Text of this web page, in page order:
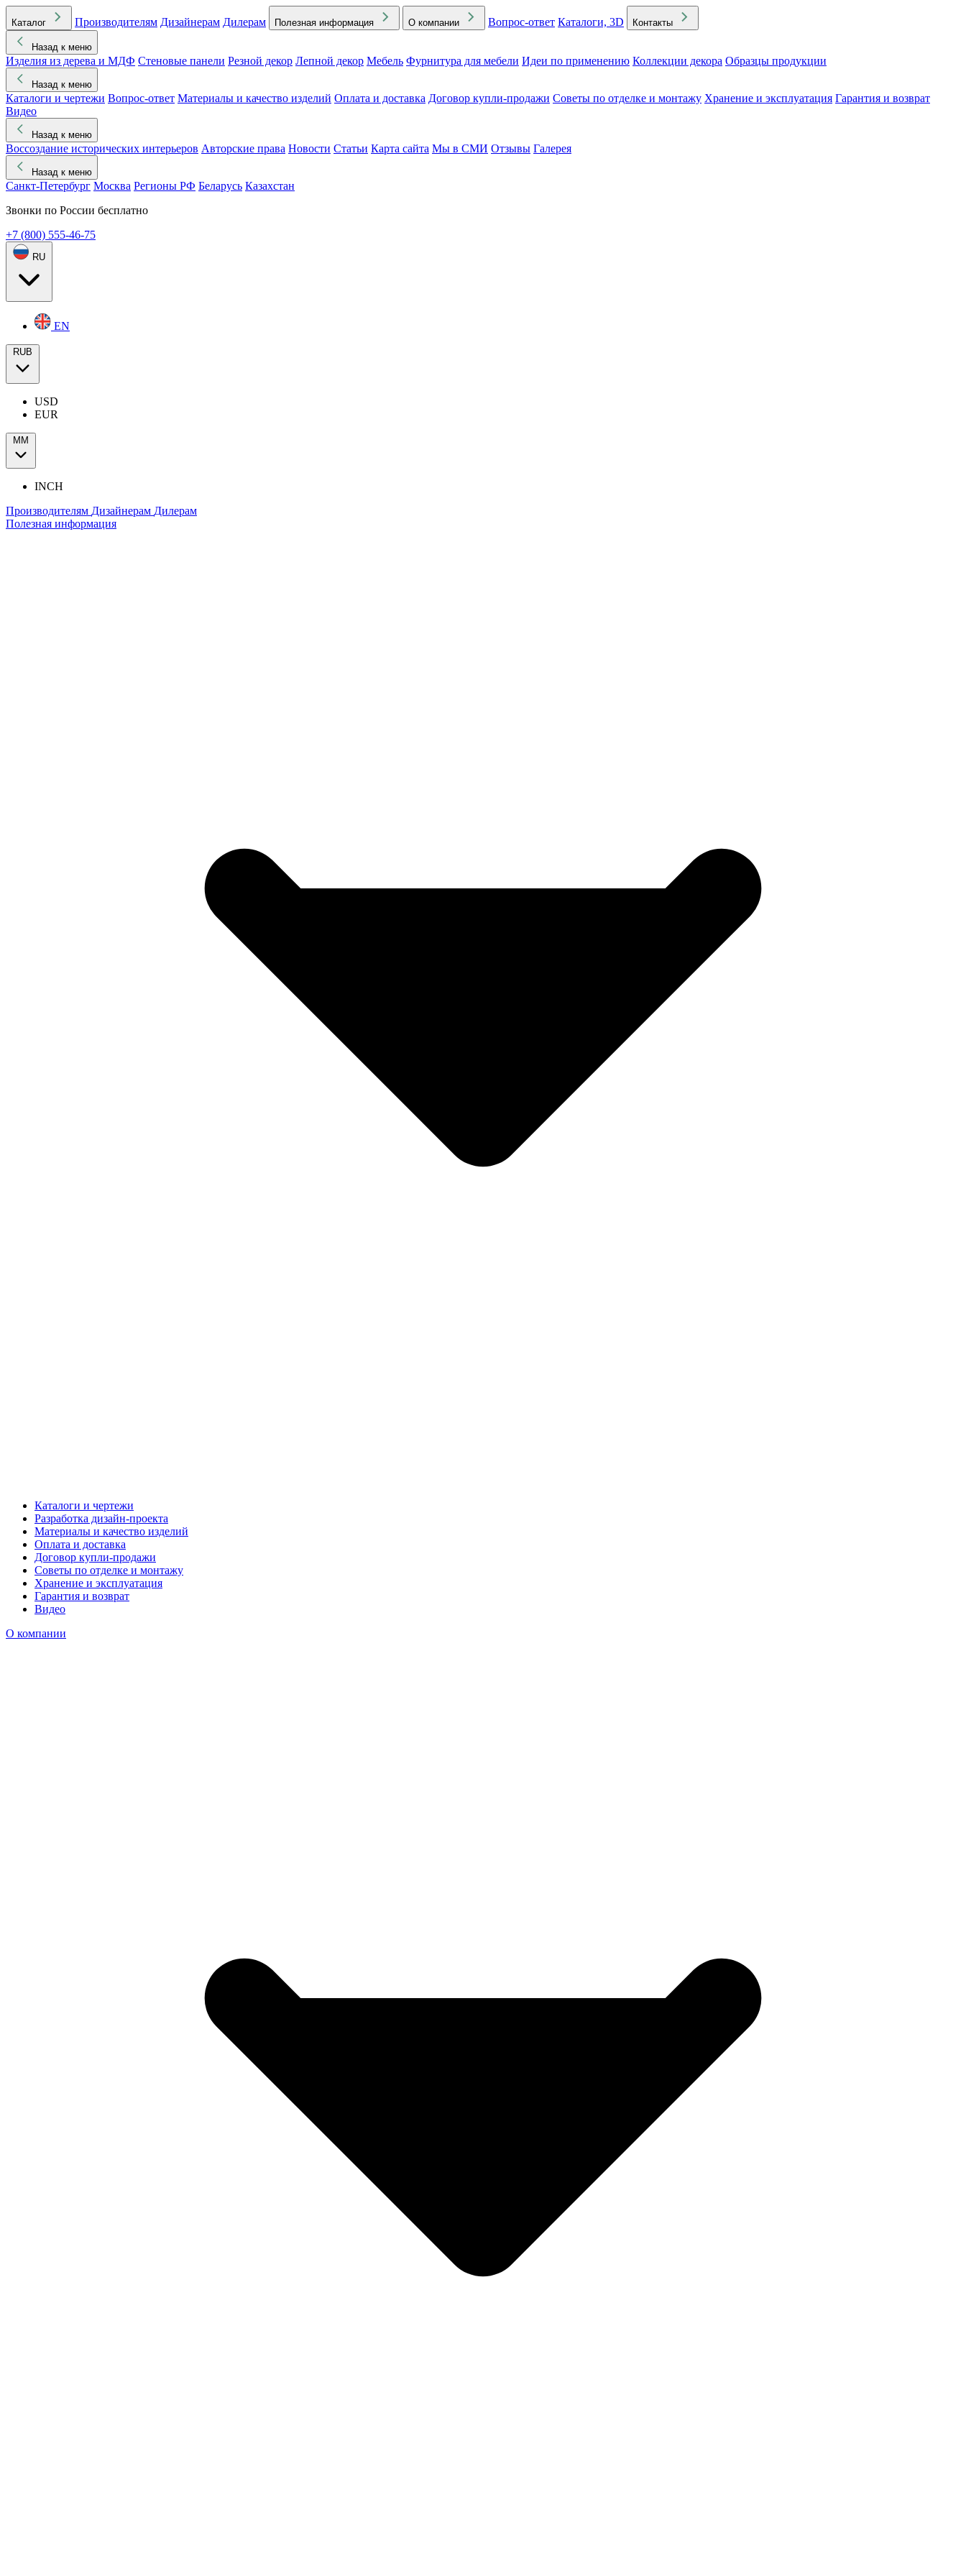
Каталог Производителям Дизайнерам Дилерам Полезная информация О компании Вопрос-ответ Каталоги, 3D Контакты
Назад к меню
Изделия из дерева и МДФ Стеновые панели Резной декор Лепной декор Мебель Фурнитура для мебели Идеи по применению Коллекции декора Образцы продукции
Назад к меню
Каталоги и чертежи Вопрос-ответ Материалы и качество изделий Оплата и доставка Договор купли-продажи Советы по отделке и монтажу Хранение и эксплуатация Гарантия и возврат
Видео
Назад к меню
Воссоздание исторических интерьеров Авторские права Новости Статьи Карта сайта Мы в СМИ Отзывы Галерея
Назад к меню
Санкт-Петербург Москва Регионы РФ Беларусь Казахстан
Звонки по России бесплатно
+7 (800) 555-46-75
RU
EN
RUB
USD
EUR
ММ
INCH
Производителям Дизайнерам Дилерам
Полезная информация
Каталоги и чертежи
Разработка дизайн-проекта
Материалы и качество изделий
Оплата и доставка
Договор купли-продажи
Советы по отделке и монтажу
Хранение и эксплуатация
Гарантия и возврат
Видео
О компании